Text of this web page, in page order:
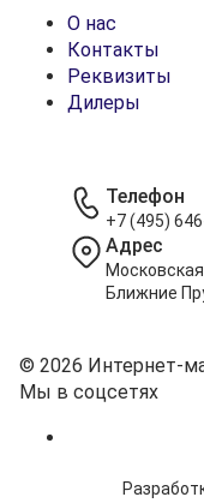
О нас
Контакты
Реквизиты
Дилеры
Телефон
+7 (495)
Адрес
Ближние
© 2026 Интернет-
Мы в соцсетях